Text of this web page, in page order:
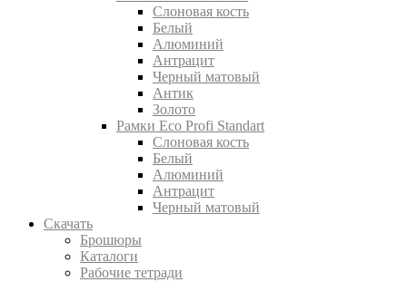
Слоновая кость
Белый
Алюминий
Антрацит
Черный матовый
Антик
Золото
Рамки Eco Profi Standart
Слоновая кость
Белый
Алюминий
Антрацит
Черный матовый
Скачать
Брошюры
Каталоги
Рабочие тетради